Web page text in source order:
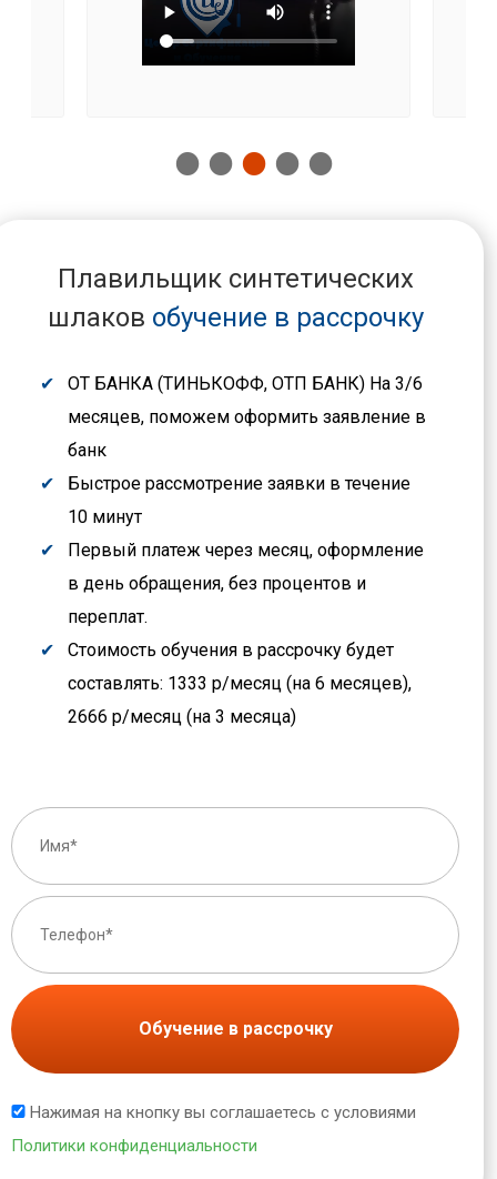
Плавильщик синтетических
шлаков обучение в рассрочку
ОТ БАНКА (ТИНЬКОФФ, ОТП БАНК) На 3/6
месяцев, поможем оформить заявление в
банк
Быстрое рассмотрение заявки в течение
10 минут
Первый платеж через месяц, оформление
в день обращения, без процентов и
переплат.
Стоимость обучения в рассрочку будет
составлять: 1333 р/месяц (на 6 месяцев),
2666 р/месяц (на 3 месяца)
Обучение в рассрочку
Нажимая на кнопку вы соглашаетесь с условиями
Политики конфиденциальности